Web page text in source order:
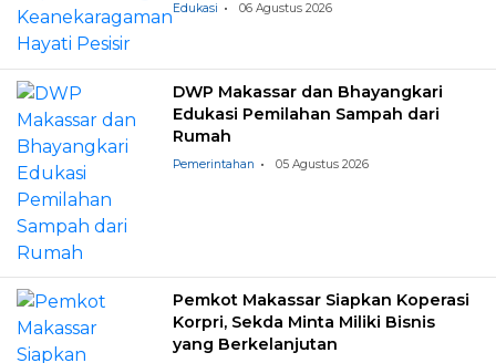
Edukasi 06 Agustus 2026
DWP Makassar dan Bhayangkari
Edukasi Pemilahan Sampah dari
Rumah
Pemerintahan 05 Agustus 2026
Pemkot Makassar Siapkan Koperasi
Korpri, Sekda Minta Miliki Bisnis
yang Berkelanjutan